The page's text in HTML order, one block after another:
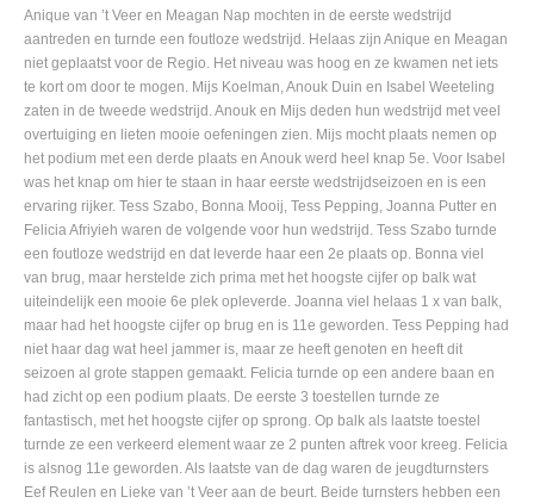
Anique van ’t Veer en Meagan Nap mochten in de eerste wedstrijd
aantreden en turnde een foutloze wedstrijd. Helaas zijn Anique en Meagan
niet geplaatst voor de Regio. Het niveau was hoog en ze kwamen net iets
te kort om door te mogen. Mijs Koelman, Anouk Duin en Isabel Weeteling
zaten in de tweede wedstrijd. Anouk en Mijs deden hun wedstrijd met veel
overtuiging en lieten mooie oefeningen zien. Mijs mocht plaats nemen op
het podium met een derde plaats en Anouk werd heel knap 5e. Voor Isabel
was het knap om hier te staan in haar eerste wedstrijdseizoen en is een
ervaring rijker. Tess Szabo, Bonna Mooij, Tess Pepping, Joanna Putter en
Felicia Afriyieh waren de volgende voor hun wedstrijd. Tess Szabo turnde
een foutloze wedstrijd en dat leverde haar een 2e plaats op. Bonna viel
van brug, maar herstelde zich prima met het hoogste cijfer op balk wat
uiteindelijk een mooie 6e plek opleverde. Joanna viel helaas 1 x van balk,
maar had het hoogste cijfer op brug en is 11e geworden. Tess Pepping had
niet haar dag wat heel jammer is, maar ze heeft genoten en heeft dit
seizoen al grote stappen gemaakt. Felicia turnde op een andere baan en
had zicht op een podium plaats. De eerste 3 toestellen turnde ze
fantastisch, met het hoogste cijfer op sprong. Op balk als laatste toestel
turnde ze een verkeerd element waar ze 2 punten aftrek voor kreeg. Felicia
is alsnog 11e geworden. Als laatste van de dag waren de jeugdturnsters
Eef Reulen en Lieke van ’t Veer aan de beurt. Beide turnsters hebben een